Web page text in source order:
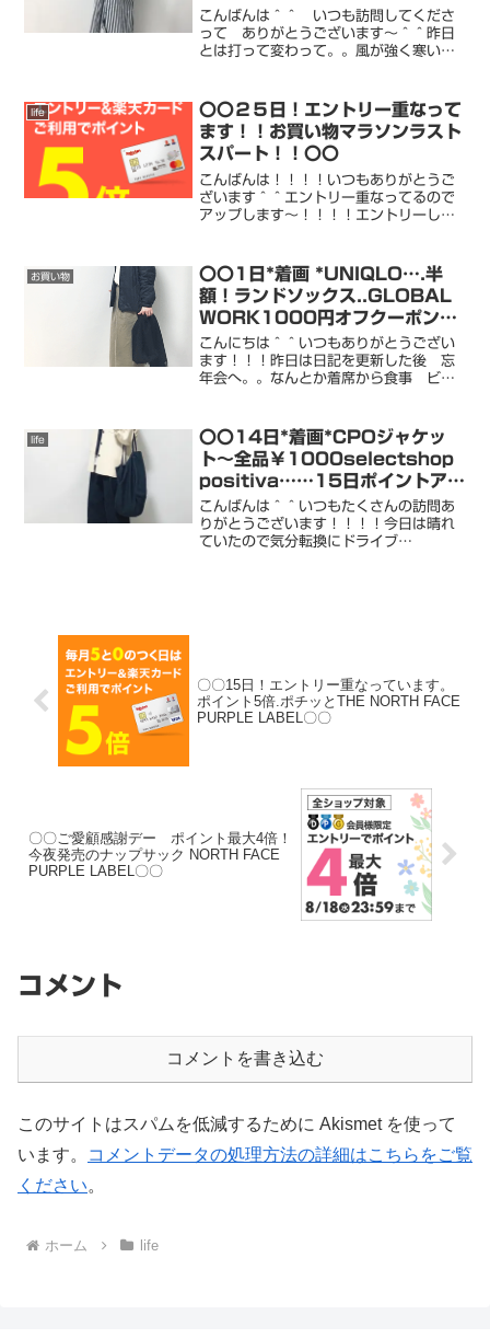
延長〜！〇〇
こんばんは＾＾ いつも訪問してくださ
って ありがとうございます〜＾＾昨日
とは打って変わって。。風が強く寒い1
す。。。花粉症なのか 風邪なの
か。。。気温の差が激しい 北海...
life
〇〇２５日！エントリー重なって
ます！！お買い物マラソンラスト
スパート！！〇〇
こんばんは！！！！いつもありがとうご
ざいます＾＾エントリー重なってるので
アップします〜！！！！エントリーして
ています〜roomチェックお願いしま
す！！！！！！↓...
お買い物
〇〇1日*着画 *UNIQLO….半
額！ランドソックス..GLOBAL
WORK1000円オフクーポン
DANTONセール始まってます*
スパセ２〇〇
こんにちは＾＾いつもありがとうござい
ます！！！昨日は日記を更新した後 忘
年会へ。。なんとか着席から食事 ビン
ってきた〜 笑予防でマスクをしてたの
に。。風邪ひいてしまうっ...
life
〇〇14日*着画*CPOジャケッ
ト〜全品￥1000selectshop
positiva……15日ポイントアッ
プ〇〇
こんばんは＾＾いつもたくさんの訪問あ
りがとうございます！！！！今日は晴れ
ていたので気分転換にドライブ
〇〇15日！エントリー重なっています。
ポイント5倍.ポチッとTHE NORTH FACE
PURPLE LABEL〇〇
〇〇ご愛顧感謝デー ポイント最大4倍！
今夜発売のナップサック NORTH FACE
PURPLE LABEL〇〇
コメント
コメントを書き込む
このサイトはスパムを低減するために Akismet を使って
います。
コメントデータの処理方法の詳細はこちらをご覧
ください。
ホーム life